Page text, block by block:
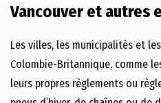
Vancouver et autres
Les villes, les municipalités et
Colombie-Britannique, comme
leurs propres règlements ou